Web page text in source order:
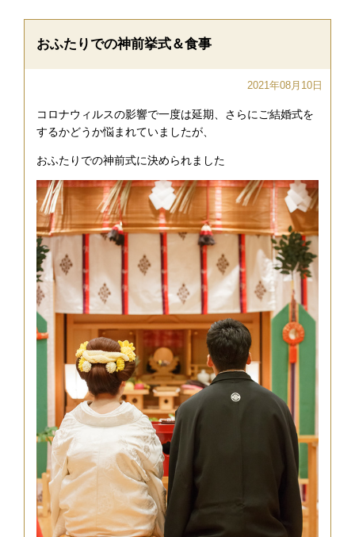
おふたりでの神前挙式＆食事
2021年08月10日
コロナウィルスの影響で一度は延期、さらにご結婚式を
するかどうか悩まれていましたが、
おふたりでの神前式に決められました